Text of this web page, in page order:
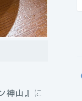
神山』 に